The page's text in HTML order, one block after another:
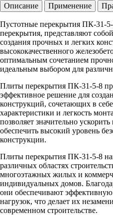
Описание
Применение
Пустотные перекрытия ПК-31-
перекрытия, представляют
создания прочных и легких
высококачественного
оптимальным сочетанием
идеальным выбором для
Плиты перекрытия ПК-31-5-8
эффективное решение для
конструкций, сочетающих в
характеристики и легкость
позволяет значительно
обеспечить высокий уровень
конструкции.
Плиты перекрытия ПК-31-5-8
различных областях
многоэтажных жилых и
индивидуальных домов.
они обеспечивают
нагрузок, что делает их
современном строительстве.